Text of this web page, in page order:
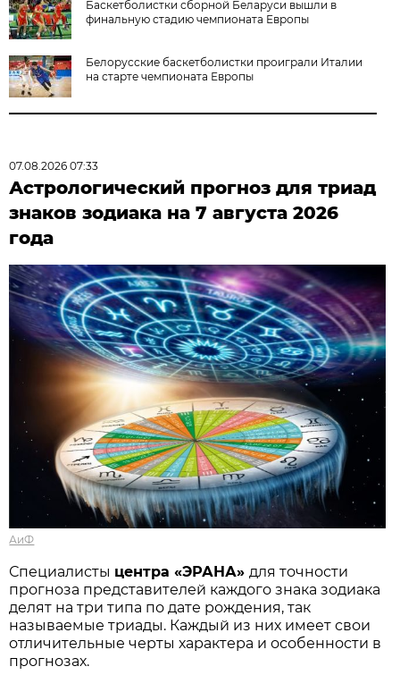
Баскетболистки сборной Беларуси вышли в
финальную стадию чемпионата Европы
Белорусские баскетболистки проиграли Италии
на старте чемпионата Европы
07.08.2026 07:33
Астрологический прогноз для триад
знаков зодиака на 7 августа 2026
года
АиФ
Специалисты центра «ЭРАНА»для точности
прогноза представителей каждого знака зодиака
делят на три типа по дате рождения, так
называемые триады. Каждый из них имеет свои
отличительные черты характера и особенности в
прогнозах.